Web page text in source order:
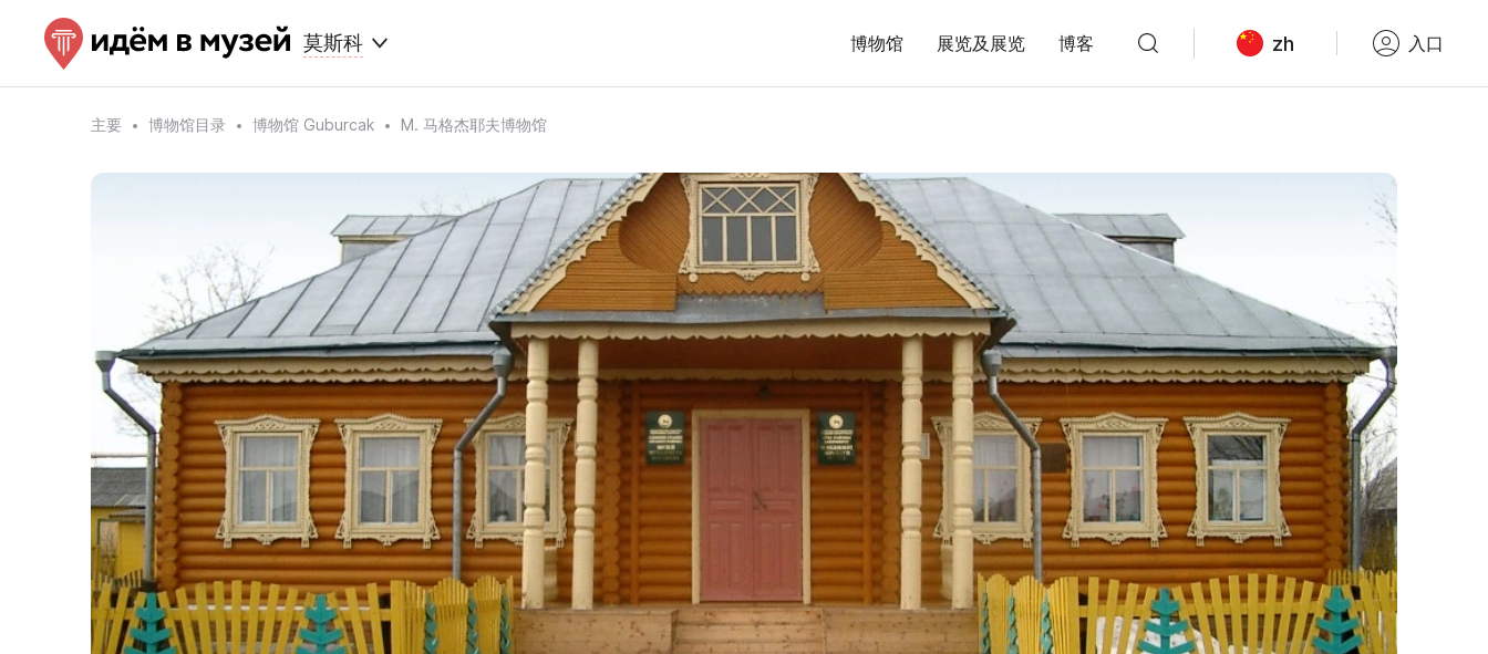
莫斯科 博物馆 展览及展览 博客 zh 入口
主要 博物馆目录 博物馆 Guburcak M. 马格杰耶夫博物馆